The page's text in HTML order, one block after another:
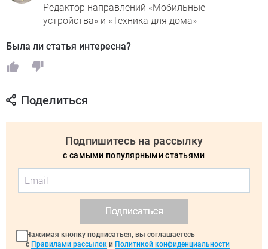
Редактор направлений «Мобильные
устройства» и «Техника для дома»
Была ли статья интересна?
Поделиться
Подпишитесь на рассылку
с самыми популярными статьями
Подписаться
Нажимая кнопку подписаться, вы соглашаетесь
с Правилами рассылок и Политикой конфиденциальности